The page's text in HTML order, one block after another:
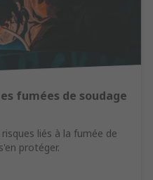
fumées de soudage
liés à la fumée de
protéger.